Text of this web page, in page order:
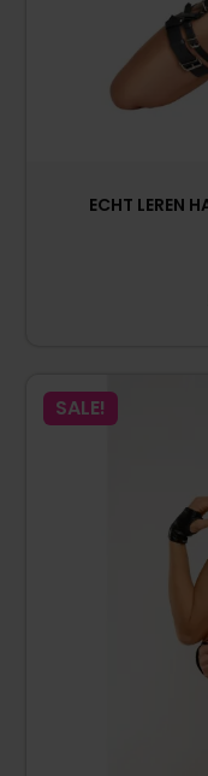
ECHT LEREN
SALE!